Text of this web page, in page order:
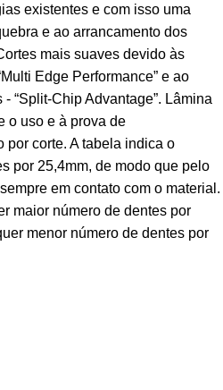
existentes e com isso uma
e ao arrancamento dos
mais suaves devido às
Edge Performance” e ao
“Split-Chip Advantage”. Lâmina
o uso e à prova de
por corte. A tabela indica o
por 25,4mm, de modo que pelo
em contato com o material.
maior número de dentes por
menor número de dentes por